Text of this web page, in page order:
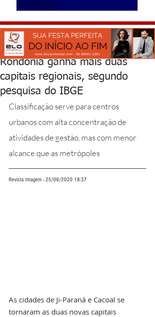
Rondônia ganha mais duas
capitais regionais, segundo
pesquisa do IBGE
Classificação serve para centros
urbanos com alta concentração de
atividades de gestão, mas com menor
alcance que as metrópoles
Revista Imagem - 25/06/2020 18:37
As cidades de Ji-Paraná e Cacoal se
tornaram as duas novas capitais